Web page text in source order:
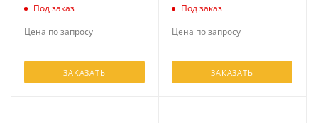
Под заказ
Цена по запросу
ЗАКАЗАТЬ
Под заказ
Цена по запросу
ЗАКАЗАТЬ